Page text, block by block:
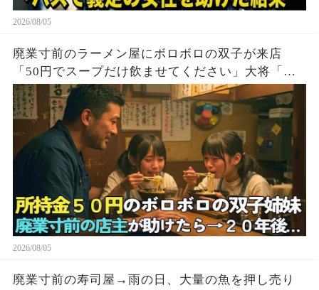
2026/08/05
廃業寸前のラーメン屋にボロボロの双子が来店
「50円でスープだけ飲ませてください」大将「大
盛り2つどうぞ！」→20年後、双子「お久しぶりで
す」実はこの子達…
2026/08/05
廃業寸前の寿司屋→雨の日、大量の魚を押し売り